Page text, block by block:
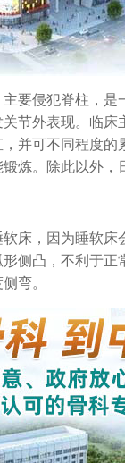
侵犯脊柱，是
节外表现。临
并可不同程度的
炼。除此以外，
，因为睡软床
侧凸，不利于
弯。